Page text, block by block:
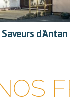
d'Antan